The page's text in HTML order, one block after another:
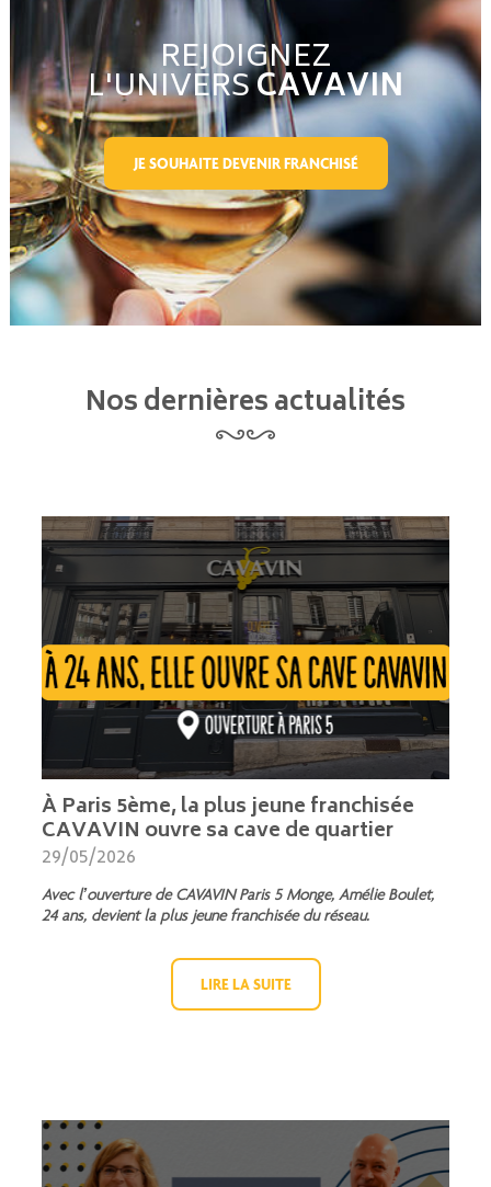
REJOIGNEZ
L'UNIVERSCAVAVIN
JE SOUHAITE DEVENIR FRANCHISÉ
Nos dernières actualités
À Paris 5ème, la plus jeune franchisée
CAVAVIN ouvre sa cave de quartier
29/05/2026
Avec l’ouverture de CAVAVIN Paris 5 Monge, Amélie Boulet,
24 ans, devient la plus jeune franchisée du réseau.
LIRE LA SUITE